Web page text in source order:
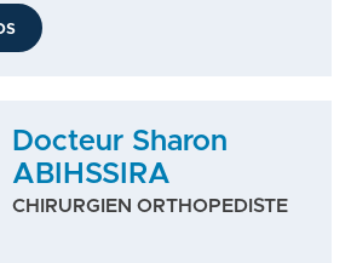
Docteur Sharon
ABIHSSIRA
CHIRURGIEN ORTHOPEDISTE